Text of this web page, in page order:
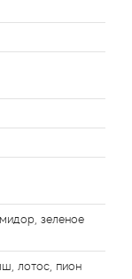
зеленое
лотос, пион